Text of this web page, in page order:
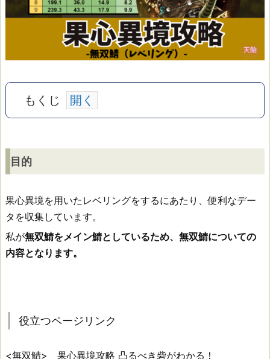
もくじ
目
的
役
立
つ
リ
ク
目的
果心異境を用いたレベリングをするにあたり、便利なデー
タを収集しています。
私が無双鯖をメイン鯖としているため、無双鯖についての
内容となります。
役立つページリンク
<無双鯖> 果心異境攻略 凸るべき砦がわかる！